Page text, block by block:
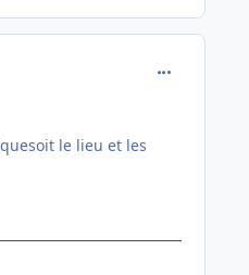
le lieu et les